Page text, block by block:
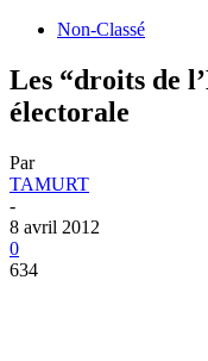
Non-Classé
Les “droits de
électorale
Par
TAMURT
-
8 avril 2012
0
634